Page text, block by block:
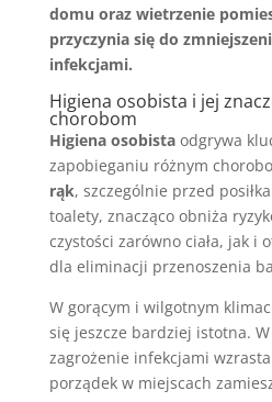
domu oraz wietrzenie
przyczynia się do
infekcjami.
Higiena osobista i jej
chorobom
Higiena osobistaodgrywa
zapobieganiu różnym
rąk, szczególnie przed
toalety, znacząco obniża
czystości zarówno ciała, jak i
dla eliminacji przenoszenia
W gorącym i wilgotnym
się jeszcze bardziej istotna.
zagrożenie infekcjami
porządek w miejscach